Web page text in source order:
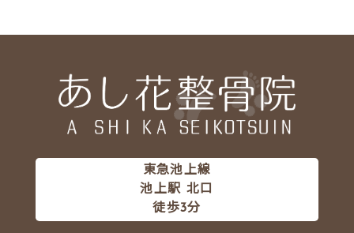
東急池上線
池上駅 北口
徒歩3分